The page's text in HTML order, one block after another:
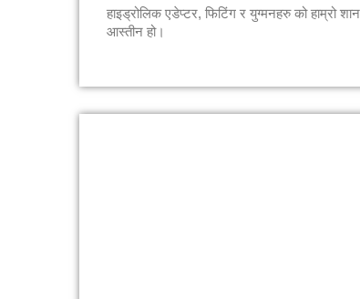
हाइड्रोलिक एडेप्टर, फिटिंग र युग्मनहरु को
आस्तीन हो।